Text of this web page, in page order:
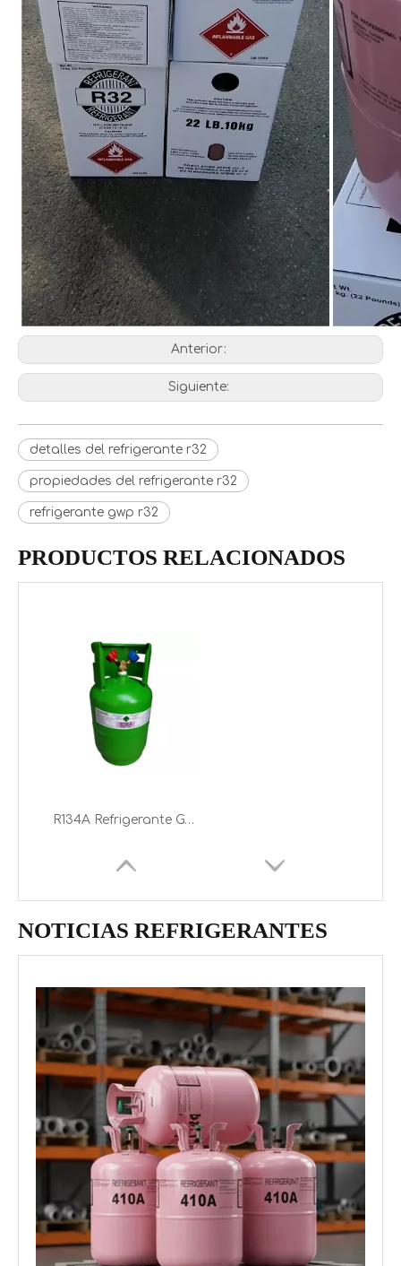
Anterior:
Siguiente:
detalles del refrigerante r32
propiedades del refrigerante r32
refrigerante gwp r32
PRODUCTOS RELACIONADOS
Gas Refrigerante R32 Sustitución R410A y R22 Refrigerante R32 del precio competitivo del fabricante de China para la venta directa
Tanque ISO Tanque de tonelada R290 Gas refrigerante propano Refrigerante de gas propano R290 de cilindro de alta pureza 5.5kg / 13.4L
R134A Refrigerante Gas Precio al por mayor para la venta a Europa
NOTICIAS REFRIGERANTES